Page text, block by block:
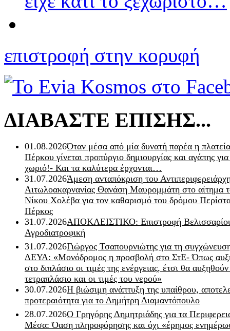
επιστροφή στην κορυφή
ΔΙΑΒΑΣΤΕ ΕΠΙΣΗΣ...
01.08.2026Όταν μέσα από μία δυνατή παρέα η
Πέρκου γίνεται προπύργιο δημιουργίας και αγάπης
χωριό!- Και τα καλύτερα έρχονται…
31.07.2026Άμεση ανταπόκριση του
Αιτωλοακαρνανίας Θανάση Μαυρομμάτη στο αίτημα
Νίκου Χολέβα για τον καθαρισμό του δρόμου
Πέρκος
31.07.2026ΑΠΟΚΛΕΙΣΤΙΚΟ: Επιστροφή
Αγροδιατροφική
31.07.2026Γιώργος Τσαπουρνιώτης για τη
ΔΕΥΑ: «Μονόδρομος η προσβολή στο ΣτΕ- Όπως
στο διπλάσιο οι τιμές της ενέργειας, έτσι θα
τετραπλάσιο και οι τιμές του νερού»
30.07.2026Η βιώσιμη ανάπτυξη της υπαίθρου,
προτεραιότητα για το Δημήτρη Διαμαντόπουλο
28.07.2026Ο Γρηγόρης Δημητριάδης για τα
Μέσα: Όαση πληροφόρησης και όχι «έρημος